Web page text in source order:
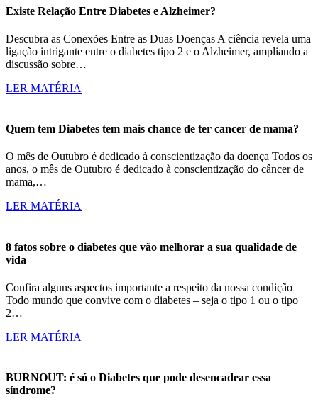
Existe Relação Entre Diabetes e Alzheimer?
Descubra as Conexões Entre as Duas Doenças A ciência revela uma
ligação intrigante entre o diabetes tipo 2 e o Alzheimer, ampliando a
discussão sobre…
LER MATÉRIA
Quem tem Diabetes tem mais chance de ter cancer de mama?
O mês de Outubro é dedicado à conscientização da doença Todos os
anos, o mês de Outubro é dedicado à conscientização do câncer de
mama,…
LER MATÉRIA
8 fatos sobre o diabetes que vão melhorar a sua qualidade de
vida
Confira alguns aspectos importante a respeito da nossa condição
Todo mundo que convive com o diabetes – seja o tipo 1 ou o tipo
2…
LER MATÉRIA
BURNOUT: é só o Diabetes que pode desencadear essa
síndrome?